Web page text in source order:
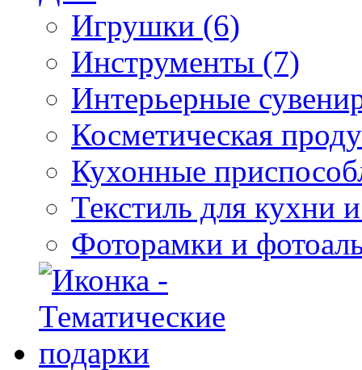
Игрушки (6)
Инструменты (7)
Интерьерные
Косметическая
Кухонные
Текстиль для кухни
Фоторамки и